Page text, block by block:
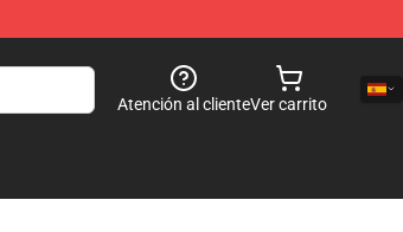
Atención al clienteVer carrito